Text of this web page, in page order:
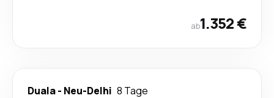
ab1.352 €
Duala- Neu-Delhi 8 Tage